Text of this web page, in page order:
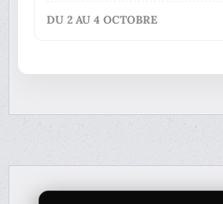
DU 2 AU 4 OCTOBRE